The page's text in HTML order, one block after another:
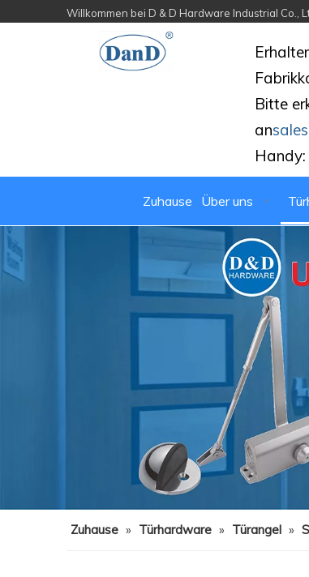
Willkommen bei D & D Hardware Industrial Co.,
Bitte
an
Zuhause Über uns
Zuhause » Türhardware » Türangel »